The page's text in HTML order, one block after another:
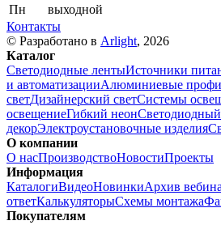
Пн
выходной
Контакты
© Разработано в Arlight, 2026
Каталог
Светодиодные лентыИсточники
и автоматизацииАлюминиевые
светДизайнерский светСистемы
освещениеГибкий неонСветодиодный
декорЭлектроустановочные изделия
О компании
О насПроизводствоНовостиПроекты
Информация
КаталогиВидеоНовинкиАрхив
ответКалькуляторыСхемы монтажа
Покупателям